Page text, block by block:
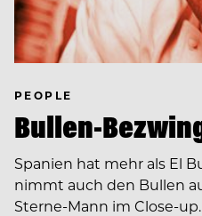
PEOPLE
Bullen-
Spanien hat mehr als El
nimmt auch den Bullen
Sterne-Mann im Close-up.